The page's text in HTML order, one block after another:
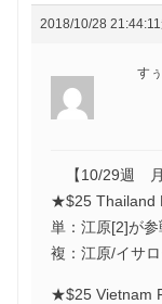
2018/10/28 21:44:11
す
【10/29週 月
★$25 Thailand
単：江原[2]が参
複：江原/イサ
★$25 Vietnam